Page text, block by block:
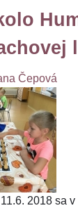
Čepová
2018 sa